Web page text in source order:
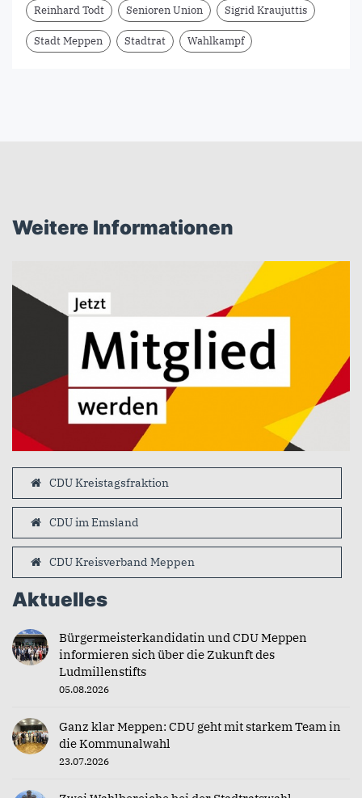
Reinhard Todt Senioren Union Sigrid Kraujuttis
Stadt Meppen Stadtrat Wahlkampf
Weitere Informationen
CDU Kreistagsfraktion
CDU im Emsland
CDU Kreisverband Meppen
Aktuelles
Bürgermeisterkandidatin und CDU Meppen
informieren sich über die Zukunft des
Ludmillenstifts
05.08.2026
Ganz klar Meppen: CDU geht mit starkem Team in
die Kommunalwahl
23.07.2026